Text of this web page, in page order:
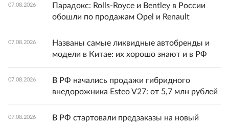
07.08.2026
Парадокс: Rolls-Royce и Bentley в России
обошли по продажам Opel и Renault
07.08.2026
Названы самые ликвидные автобренды и
модели в Китае: их хорошо знают и в РФ
07.08.2026
В РФ начались продажи гибридного
внедорожника Esteo V27: от 5,7 млн рублей
07.08.2026
В РФ стартовали предзаказы на новый